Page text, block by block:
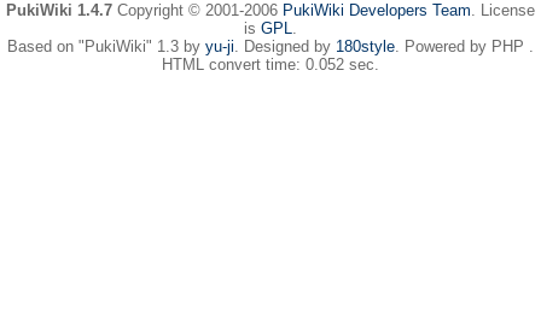
PukiWiki 1.4.7 Copyright © 2001-2006 PukiWiki Developers Team. License
is GPL.
Based on "PukiWiki" 1.3 by yu-ji. Designed by 180style. Powered by PHP .
HTML convert time: 0.052 sec.